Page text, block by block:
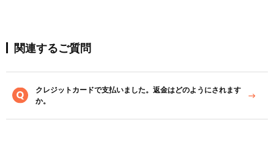
関連するご質問
クレジットカードで支払いました。返金はどのようにされます
か。